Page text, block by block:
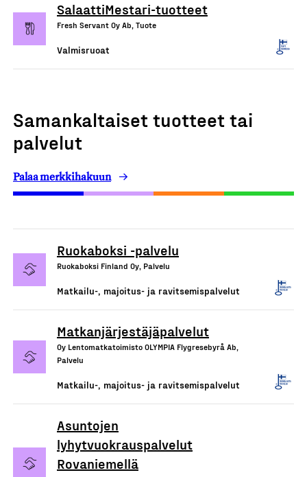
SalaattiMestari-tuotteet
Fresh Servant Oy Ab, Tuote
Valmisruoat
Samankaltaiset tuotteet tai
palvelut
Palaa merkkihakuun
Ruokaboksi -palvelu
Ruokaboksi Finland Oy, Palvelu
Matkailu-, majoitus- ja ravitsemispalvelut
Matkanjärjestäjäpalvelut
Oy Lentomatkatoimisto OLYMPIA Flygresebyrå Ab,
Palvelu
Matkailu-, majoitus- ja ravitsemispalvelut
Asuntojen
lyhytvuokrauspalvelut
Rovaniemellä